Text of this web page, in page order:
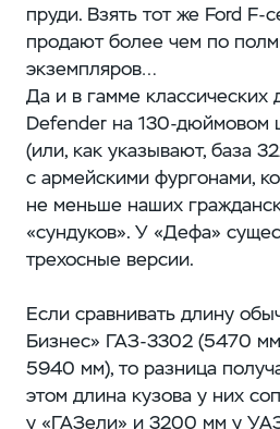
пруди. Взять тот же Ford F-
продают более чем по
экземпляров…
Да и в гамме классических
Defender на 130-дюймовом
(или, как указывают, ​база
с армейскими фургонами,
не меньше наших
«сундуков». У «Дефа»
трехосные версии.
Если сравнивать длину
Бизнес» ГАЗ‑3302 (5470
5940 мм), то разница
этом длина кузова у них
у «ГАЗели» и 3200 мм у